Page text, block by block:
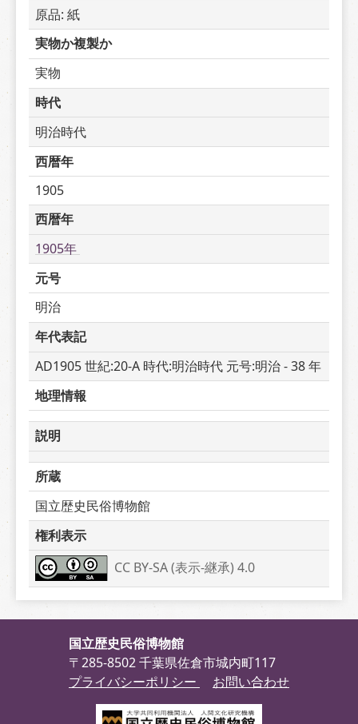
原品: 紙
実物か複製か
実物
時代
明治時代
西暦年
1905
西暦年
1905年
元号
明治
年代表記
AD1905 世紀:20-A 時代:明治時代 元号:明治 - 38 年
地理情報
説明
所蔵
国立歴史民俗博物館
権利表示
CC BY-SA (表示-継承) 4.0
国立歴史民俗博物館
〒285-8502 千葉県佐倉市城内町117
プライバシーポリシー
お問い合わせ